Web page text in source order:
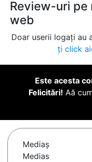
Review-uri
web
Doar userii logați au
ți click
Este acesta
Felicitări! Aă
Mediaş
Medias